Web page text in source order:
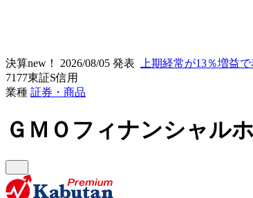
決算new！ 2026/08/05 発表
上期経常が13％増益
7177東証S信用
業種 証券・商品
ＧＭＯフィナンシャル